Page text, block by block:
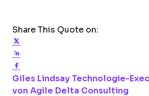
Share This Quote on:
Giles LindsayOpens new
Technologie-
von Agile Delta Consulting